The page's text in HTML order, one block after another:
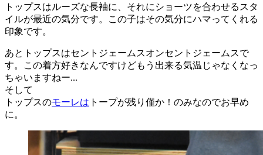
トップスはルーズな長袖に、それにショーツを合わせるスタ
イルが最近の気分です。この子はその気分にハマってくれる
印象です。
あとトップスはセントジェームスオンセントジェームスで
す。この着方好きなんですけどもう出来る気温じゃなくなっ
ちゃいますねー...
そして
トップスのモーレは トープが残り僅か！のみなのでお早め
に。